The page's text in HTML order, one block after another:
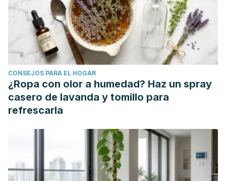
pharmacotherapy.CNS Neuroscience and Therapeutics
CONSEJOS PARA EL HOGAR
¿Ropa con olor a humedad? Haz un spray
casero de lavanda y tomillo para
refrescarla